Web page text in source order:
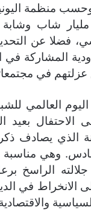
وحسب منظمة
العالم حوالي 1,8 مليار
فضلا عن
المشاركة في
عزلتهم في
يصادف ذكرى
وهي مناسبة
الراسخ
الانخراط في